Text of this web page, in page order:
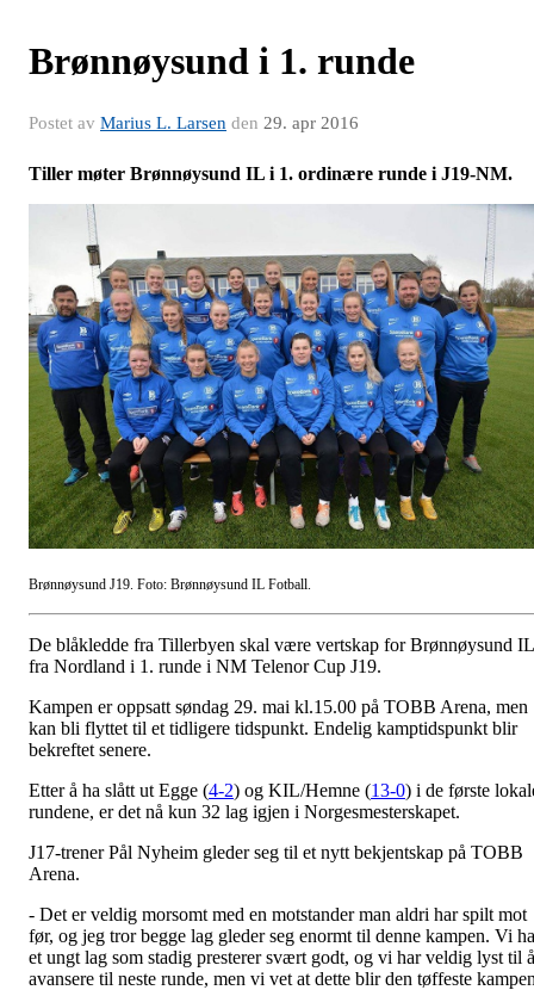
Brønnøysund i 1. runde
Postet av Marius L. Larsen den 29. apr 2016
Tiller møter Brønnøysund IL i 1. ordinære runde i J19-NM.
Brønnøysund J19. Foto: Brønnøysund IL Fotball.
De blåkledde fra Tillerbyen skal være vertskap for Brønnøysund IL
fra Nordland i 1. runde i NM Telenor Cup J19.
Kampen er oppsatt søndag 29. mai kl.15.00 på TOBB Arena, men
kan bli flyttet til et tidligere tidspunkt. Endelig kamptidspunkt blir
bekreftet senere.
Etter å ha slått ut Egge (4-2) og KIL/Hemne (13-0) i de første
rundene, er det nå kun 32 lag igjen i Norgesmesterskapet.
J17-trener Pål Nyheim gleder seg til et nytt bekjentskap på TOBB
Arena.
- Det er veldig morsomt med en motstander man aldri har spilt mot
før, og jeg tror begge lag gleder seg enormt til denne kampen. Vi
et ungt lag som stadig presterer svært godt, og vi har veldig lyst til å
avansere til neste runde, men vi vet at dette blir den tøffeste